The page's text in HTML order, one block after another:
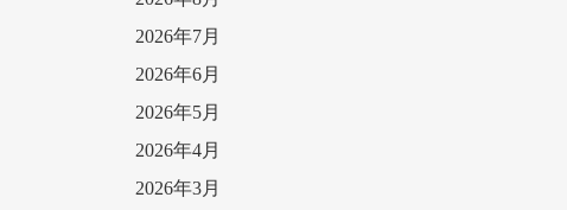
2026年7月
2026年6月
2026年5月
2026年4月
2026年3月